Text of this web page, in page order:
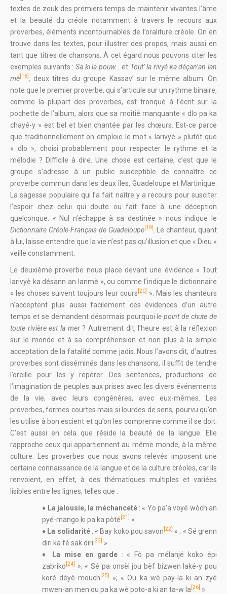
textes de zouk des premiers temps de maintenir vivantes l’âme
et la beauté du créole notamment à travers le recours aux
proverbes, éléments incontournables de l’oraliture créole. On en
trouve dans les textes, pour illustrer des propos, mais aussi en
tant que titres de chansons. À cet égard nous pouvons citer les
exemples suivants :Sa ki la pouw… et Tout’ la rivyè ka déçan’an lan
mè [18] , deux titres du groupe Kassav’ sur le même album. On
note que le premier proverbe, qui s’articule sur un rythme binaire,
comme la plupart des proverbes, est tronqué à l’écrit sur la
pochette de l’album, alors que sa moitié manquante « dlo pa ka
chayé-y » est bel et bien chantée par les chœurs. Est-ce parce
que traditionnellement on emploie le mot « larivyè » plutôt que
« dlo », choisi probablement pour respecter le rythme et la
mélodie ? Difficile à dire. Une chose est certaine, c’est que le
groupe s’adresse à un public susceptible de connaître ce
proverbe commun dans les deux îles, Guadeloupe et Martinique.
La sagesse populaire qui l’a fait naître y a recours pour susciter
l’espoir chez celui qui doute ou fait face à une déception
quelconque. « Nul n’échappe à sa destinée » nous indique le
Dictionnaire Créole-Français de Guadeloupe[19]
. Le chanteur, quant
à lui, laisse entendre que la vie n’est pas qu’illusion et que « Dieu »
veille constamment.
Le deuxième proverbe nous place devant une évidence « Tout
larivyè ka désann an lanmè », ou comme l’indique le dictionnaire
« les choses suivent toujours leur cours [20]
». Mais les chanteurs
n’acceptent plus aussi facilement ces évidences d’un autre
temps et se demandent désormais pourquoile point de chute de
toute rivière est la mer ? Autrement dit, l’heure est à la réflexion
sur le monde et à sa compréhension et non plus à la simple
acceptation de la fatalité comme jadis. Nous l’avons dit, d’autres
proverbes sont disséminés dans les chansons, il suffit de tendre
l’oreille pour les y repérer. Des sentences, productions de
l’imagination de peuples aux prises avec les divers événements
de la vie, avec leurs congénères, avec eux-mêmes. Les
proverbes, formes courtes mais si lourdes de sens, pourvu qu’on
les utilise à bon escient et qu’on les comprenne comme il se doit.
C’est aussi en cela que réside la beauté de la langue. Elle
rapproche ceux qui appartiennent au même monde, à la même
culture. Les proverbes que nous avons relevés imposent une
certaine connaissance de la langue et de la culture créoles, car ils
renvoient, en effet, à des thématiques multiples et variées
lisibles entre les lignes, telles que :
♦ La jalousie, la méchanceté: « Yo pa’a voyé wòch an
pyé-mango ki pa ka pòté [21]
»
♦ La solidarité: « Bay koko pou savon [22] » ; « Sé grenn
diri ka fè sak diri [23]
»
♦ La mise en garde: « Fò pa mélanjé koko épi
zabriko [24]
»; « Sé pa onsèl jou bèf bizwen laké-y pou
koré dèyè mouch [25]
»; « Ou ka wè pay-la ki an zyé
mwen-an men ou pa ka wè poto-a ki an ta-w la [26] ».